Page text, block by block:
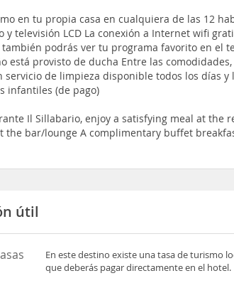
en tu propia casa en cualquiera de las 12
y televisión LCD La conexión a Internet wifi
podrás ver tu programa favorito en el
está provisto de ducha Entre las
servicio de limpieza disponible todos los días
infantiles (de pago)
Il Sillabario, enjoy a satisfying meal at the
the bar/lounge A complimentary buffet
útil
En este destino existe una tasa de turismo
que deberás pagar directamente en el hotel.